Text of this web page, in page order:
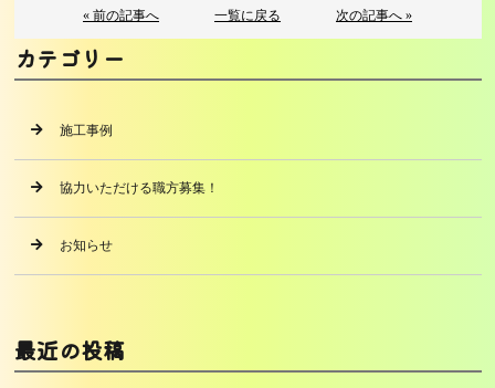
« 前の記事へ 一覧に戻る 次の記事へ »
カテゴリー
施工事例
協力いただける職方募集！
お知らせ
最近の投稿